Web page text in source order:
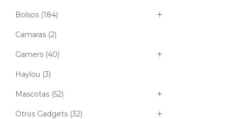
Bolsos (184)
Camaras (2)
Gamers (40)
Haylou (3)
Mascotas (52)
Otros Gadgets (32)